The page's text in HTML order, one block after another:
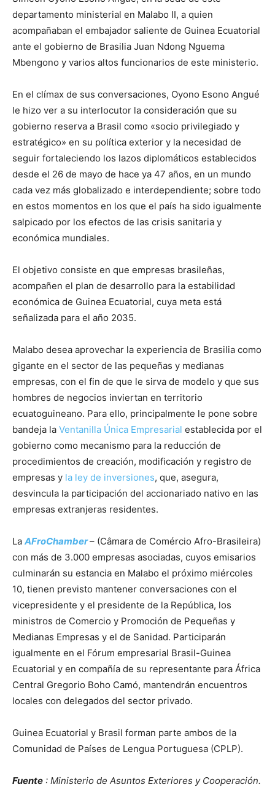
departamento ministerial en Malabo II, a quien
acompañaban el embajador saliente de Guinea Ecuatorial
ante el gobierno de Brasilia Juan Ndong Nguema
Mbengono y varios altos funcionarios de este ministerio.
En el clímax de sus conversaciones, Oyono Esono Angué
le hizo ver a su interlocutor la consideración que su
gobierno reserva a Brasil como «socio privilegiado y
estratégico» en su política exterior y la necesidad de
seguir fortaleciendo los lazos diplomáticos establecidos
desde el 26 de mayo de hace ya 47 años, en un mundo
cada vez más globalizado e interdependiente; sobre todo
en estos momentos en los que el país ha sido igualmente
salpicado por los efectos de las crisis sanitaria y
económica mundiales.
El objetivo consiste en que empresas brasileñas,
acompañen el plan de desarrollo para la estabilidad
económica de Guinea Ecuatorial, cuya meta está
señalizada para el año 2035.
Malabo desea aprovechar la experiencia de Brasilia como
gigante en el sector de las pequeñas y medianas
empresas, con el fin de que le sirva de modelo y que sus
hombres de negocios inviertan en territorio
ecuatoguineano. Para ello, principalmente le pone sobre
bandeja la Ventanilla Única Empresarial establecida por el
gobierno como mecanismo para la reducción de
procedimientos de creación, modificación y registro de
empresas y la ley de inversiones, que, asegura,
desvincula la participación del accionariado nativo en las
empresas extranjeras residentes.
La AFroChamber– (Câmara de Comércio Afro-Brasileira)
con más de 3.000 empresas asociadas, cuyos emisarios
culminarán su estancia en Malabo el próximo miércoles
10, tienen previsto mantener conversaciones con el
vicepresidente y el presidente de la República, los
ministros de Comercio y Promoción de Pequeñas y
Medianas Empresas y el de Sanidad. Participarán
igualmente en el Fórum empresarial Brasil-Guinea
Ecuatorial y en compañía de su representante para África
Central Gregorio Boho Camó, mantendrán encuentros
locales con delegados del sector privado.
Guinea Ecuatorial y Brasil forman parte ambos de la
Comunidad de Países de Lengua Portuguesa (CPLP).
Fuente : Ministerio de Asuntos Exteriores y Cooperación.